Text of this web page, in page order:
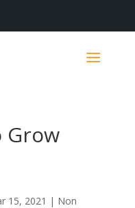
Grow
15, 2021 | Non